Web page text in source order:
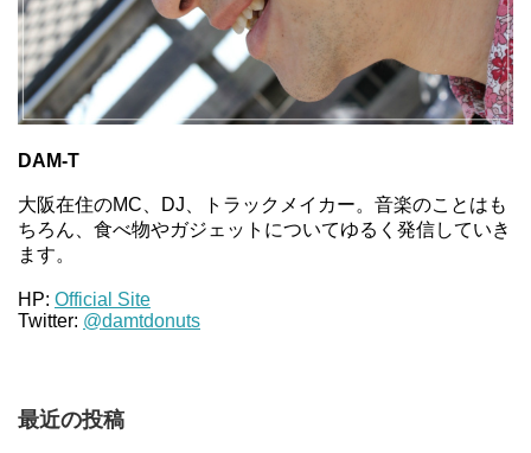
DAM-T
大阪在住のMC、DJ、トラックメイカー。音楽のことはも
ちろん、食べ物やガジェットについてゆるく発信していき
ます。
HP: Official Site
Twitter: @damtdonuts
最近の投稿